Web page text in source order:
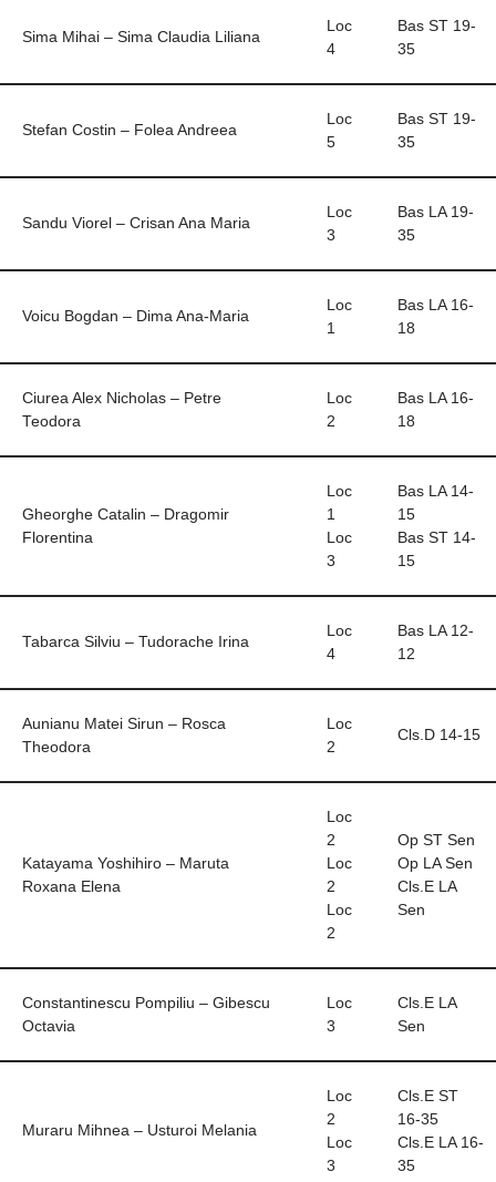
Sima Mihai – Sima Claudia Liliana
Loc
4
Bas ST 19-
35
Stefan Costin – Folea Andreea
Loc
5
Bas ST 19-
35
Sandu Viorel – Crisan Ana Maria
Loc
3
Bas LA 19-
35
Voicu Bogdan – Dima Ana-Maria
Loc
1
Bas LA 16-
18
Ciurea Alex Nicholas – Petre
Teodora
Loc
2
Bas LA 16-
18
Gheorghe Catalin – Dragomir
Florentina
Loc
1
Loc
3
Bas LA 14-
15
Bas ST 14-
15
Tabarca Silviu – Tudorache Irina
Loc
4
Bas LA 12-
12
Aunianu Matei Sirun – Rosca
Theodora
Loc
2
Cls.D 14-15
Katayama Yoshihiro – Maruta
Roxana Elena
Loc
2
Loc
2
Loc
2
Op ST Sen
Op LA Sen
Cls.E LA
Sen
Constantinescu Pompiliu – Gibescu
Octavia
Loc
3
Cls.E LA
Sen
Muraru Mihnea – Usturoi Melania
Loc
2
Loc
3
Cls.E ST
16-35
Cls.E LA 16-
35